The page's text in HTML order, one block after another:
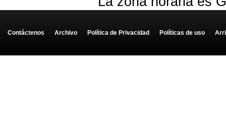
Contáctenos - Archivo - Política de Privacidad - Políticas de uso -